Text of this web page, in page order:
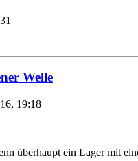
Welle
19:18
überhaupt ein Lager mit